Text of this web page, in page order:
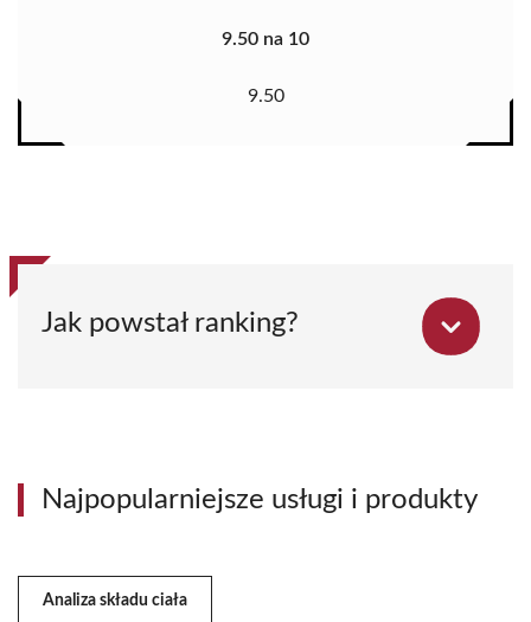
9.50 na 10
9.50
Jak powstał ranking?
Najpopularniejsze usługi i produkty
Analiza składu ciała